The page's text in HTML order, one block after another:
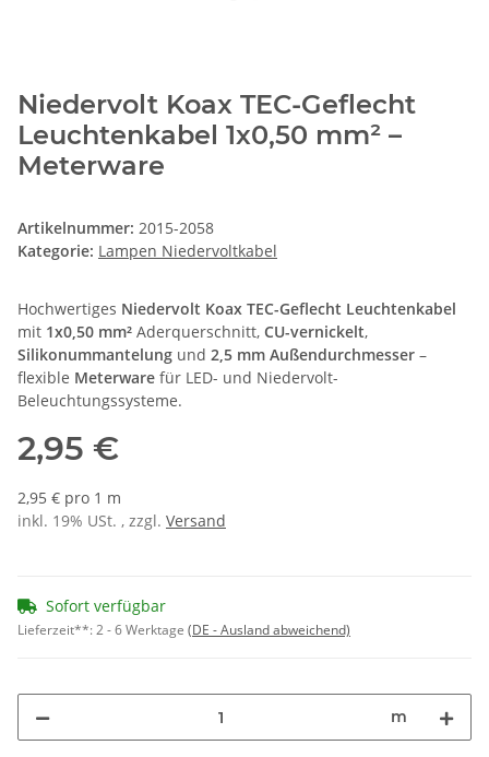
Niedervolt Koax TEC-Geflecht
Leuchtenkabel 1x0,50 mm² –
Meterware
Artikelnummer: 2015-2058
Kategorie: Lampen Niedervoltkabel
Hochwertiges Niedervolt Koax TEC-Geflecht Leuchtenkabel
mit 1x0,50 mm² Aderquerschnitt, CU-vernickelt,
Silikonummantelung und 2,5 mm Außendurchmesser –
flexible Meterware für LED- und Niedervolt-
Beleuchtungssysteme.
2,95 €
2,95 € pro 1 m
inkl. 19% USt. , zzgl. Versand
Sofort verfügbar
Lieferzeit**:2 - 6 Werktage (DE - Ausland abweichend)
m